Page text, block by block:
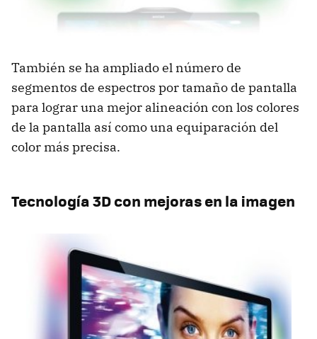
También se ha ampliado el número de
segmentos de espectros por tamaño de pantalla
para lograr una mejor alineación con los colores
de la pantalla así como una equiparación del
color más precisa.
Tecnología 3D con mejoras en la imagen